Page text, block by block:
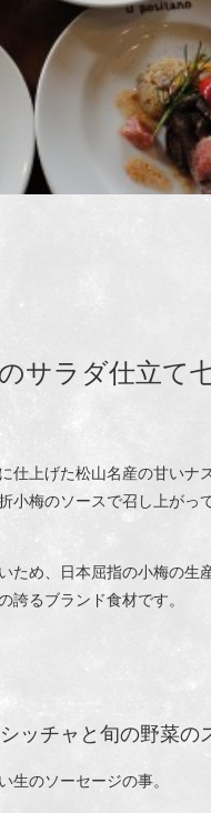
サラダ仕立て
仕上げた松山名産の甘いナ
小梅のソースで召し上がっ
ため、日本屈指の小梅の生
誇るブランド食材です。
ッチャと旬の野菜の
生のソーセージの事。